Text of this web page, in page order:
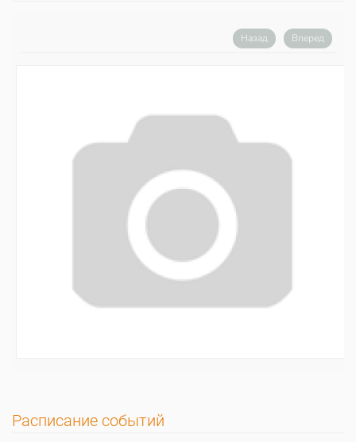
Назад Вперед
Расписание событий